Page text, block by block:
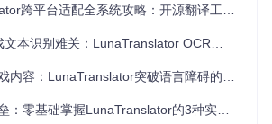
出现识别延迟，或识别速度快但准确率
与硬件性能不匹配，资源分配策略不合
能监控」面板，观察CPU占用率与识别耗
平台适配全系统攻略：开源翻译工具多系统配置指南
识别难关：LunaTranslator OCR功能实战指南
LunaTranslator突破语言障碍的3大核心优势与5步实战指南
零基础掌握LunaTranslator的3种实用方案